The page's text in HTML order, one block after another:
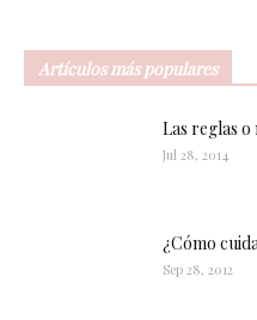
Artículos más populares
Las reglas o
Jul 28, 2014
¿Cómo
Sep 28, 2012